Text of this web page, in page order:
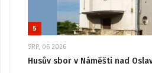
5
SRP, 06 2026
Husův sbor v Náměšti nad